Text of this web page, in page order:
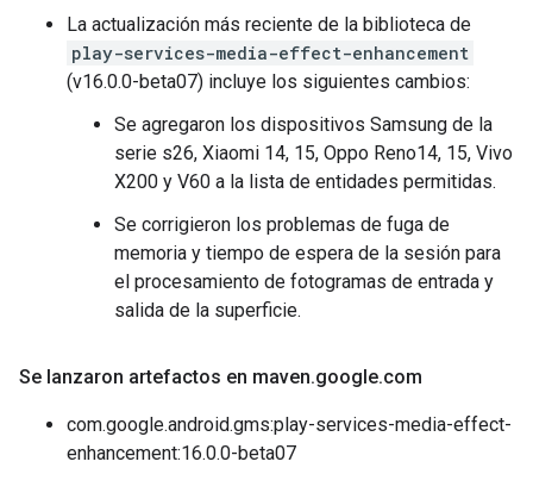
La actualización más reciente de la biblioteca de
play-services-media-effect-enhancement
(v16.0.0-beta07) incluye los siguientes cambios:
Se agregaron los dispositivos Samsung de la
serie s26, Xiaomi 14, 15, Oppo Reno14, 15, Vivo
X200 y V60 a la lista de entidades permitidas.
Se corrigieron los problemas de fuga de
memoria y tiempo de espera de la sesión para
el procesamiento de fotogramas de entrada y
salida de la superficie.
Se lanzaron artefactos en maven.google.com
com.google.android.gms:play-services-media-effect-
enhancement:16.0.0-beta07